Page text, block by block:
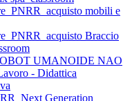
mobili e
Braccio
UMANOIDE NAO
- Didattica
Generation